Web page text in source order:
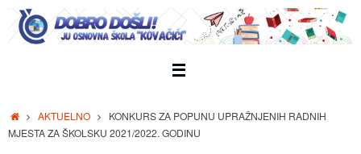
Skip
content
HomeAKTUELNO
KONKURS ZA POPUNU UPRAŽNJENIH RADNIH
MJESTA ZA ŠKOLSKU 2021/2022. GODINU